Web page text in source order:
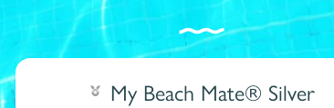
My Beach Mate® Silver